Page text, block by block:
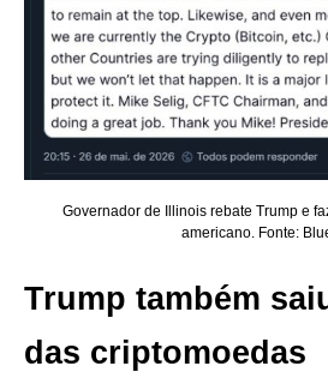
Governador de Illinois rebate Trump e
americano. Fonte:
Trump também
das criptomoedas